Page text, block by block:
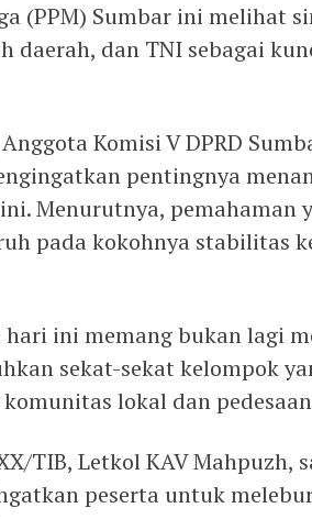
(PPM) Sumbar ini melihat
daerah, dan TNI sebagai
Komisi V DPRD
pentingnya
Menurutnya, pemahaman
pada kokohnya stabilitas
ini memang bukan lagi
sekat-sekat kelompok
lokal dan
TIB, Letkol KAV Mahpuzh,
peserta untuk